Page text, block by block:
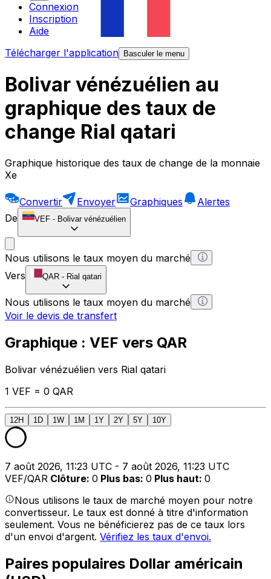
Connexion
Inscription
Aide
Télécharger l'application
Basculer le menu
Bolivar vénézuélien au
graphique des taux de
change Rial qatari
Graphique historique des taux de change de la monnaie
Xe
Convertir Envoyer Graphiques
Alertes
De
VEF - Bolivar vénézuélien
Nous utilisons le taux moyen du marché
Vers
QAR - Rial qatari
Nous utilisons le taux moyen du marché
Voir le devis de transfert
Graphique : VEF vers QAR
Bolivar vénézuélien vers Rial qatari
1 VEF = 0 QAR
12H 1D 1W 1M 1Y 2Y 5Y 10Y
7 août 2026, 11:23 UTC - 7 août 2026, 11:23 UTC
VEF/QAR Clôture: 0 Plus bas: 0 Plus haut: 0
Nous utilisons le taux de marché moyen pour notre
convertisseur. Le taux est donné à titre d'information
seulement. Vous ne bénéficierez pas de ce taux lors
d'un envoi d'argent. Vérifiez les taux d'envoi.
Paires populaires Dollar américain